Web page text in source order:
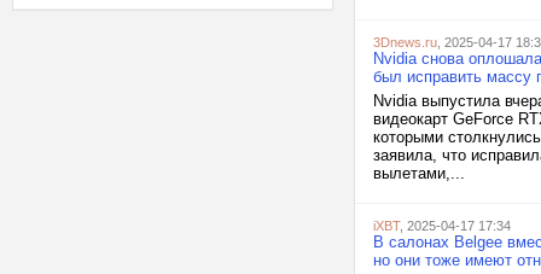
3Dnews.ru , 2025-04-17
Nvidia снова
был исправить массу
Nvidia выпустила
видеокарт GeForce
которыми
заявила, что
вылетами,...
iXBT, 2025-04-17 17:34
В салонах Belgee
но они тоже имеют